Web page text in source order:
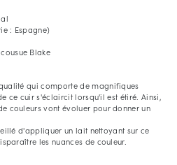
: Espagne)
Blake
qui comporte de magnifiques
ce cuir s'éclaircit lorsqu'il est étiré. Ainsi,
couleurs vont évoluer pour donner un
d'appliquer un lait nettoyant sur ce
les nuances de couleur.